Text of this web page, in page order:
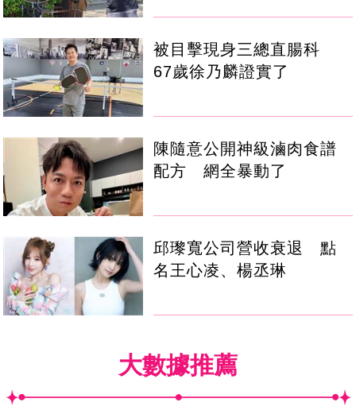
被目擊現身三總直腸科
67歲徐乃麟證實了
陳隨意公開神級滷肉食譜
配方 網全暴動了
邱瓈寬公司營收衰退 點
名王心凌、楊丞琳
大數據推薦